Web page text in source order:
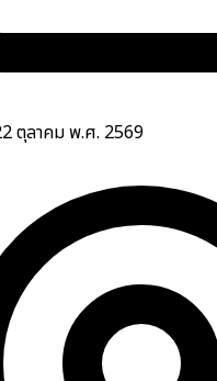
ตุลาคม พ.ศ. 2569